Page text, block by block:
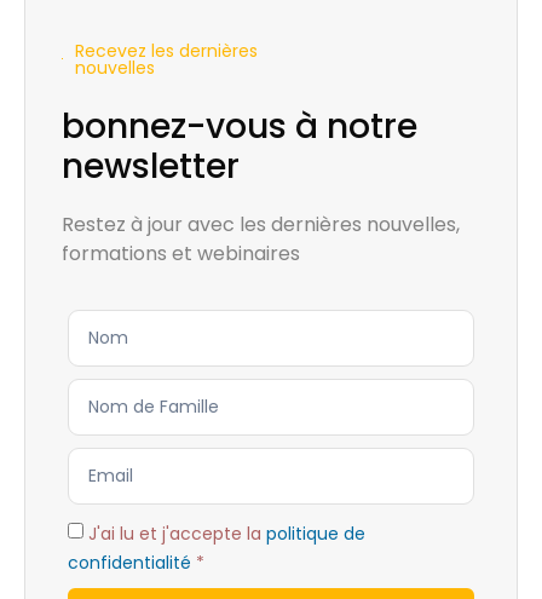
Recevez les dernières
nouvelles
bonnez-vous à notre
newsletter
Restez à jour avec les dernières nouvelles,
formations et webinaires
J'ai lu et j'accepte la politique de
confidentialité *